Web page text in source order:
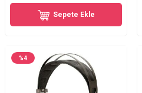
Sepete Ekle
%4